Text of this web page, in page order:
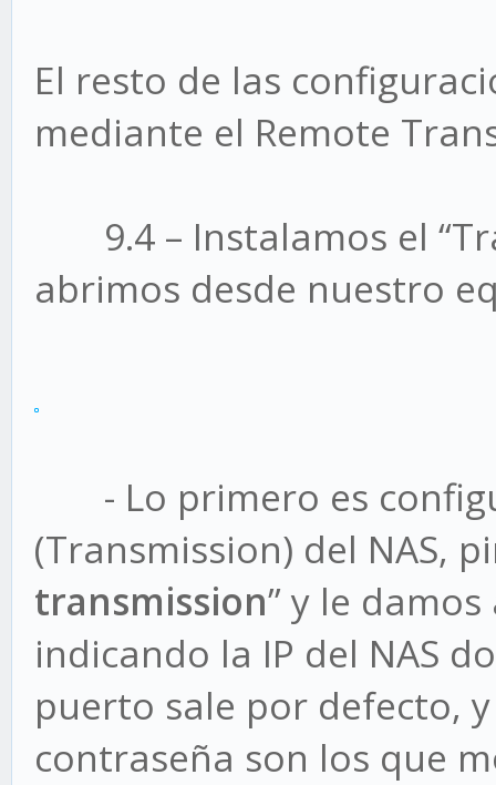
El resto de las
mediante el Remote
9.4 – Instalamos el
abrimos desde nuestro
- Lo primero es
(Transmission) del NAS,
transmission” y le damos
indicando la IP del NAS
puerto sale por defecto,
contraseña son los que